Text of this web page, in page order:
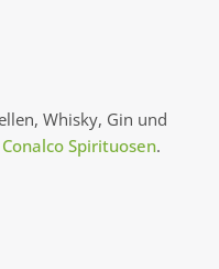
Whisky, Gin und
Conalco Spirituosen.